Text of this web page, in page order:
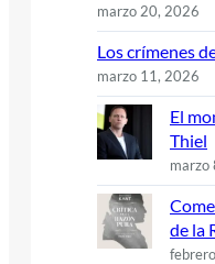
marzo 20, 2026
Los crímenes
marzo 11, 2026
El
Thiel
marzo
de la